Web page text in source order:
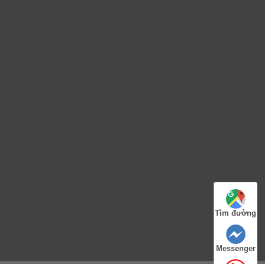
Tìm đường
Messenger